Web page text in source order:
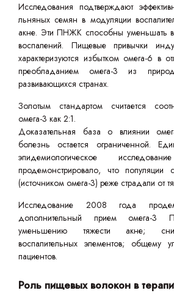
Исследования подтверждают
льняных семян в модуляции
акне. Эти ПНЖК способны уменьшать
воспалений. Пищевые привычки
характеризуются избытком омега-6 в
преобладанием омега-3 из
развивающихся странах.
Золотым стандартом считается
омега-3 как 2:1.
Доказательная база о влиянии
болезнь остается ограниченной.
эпидемиологическое
продемонстрировало, что
(источником омега-3) реже страдали от
Исследование 2008 года
дополнительный прием омега-
уменьшению тяжести акне;
воспалительных элементов; общему
пациентов.
Роль пищевых волокон в